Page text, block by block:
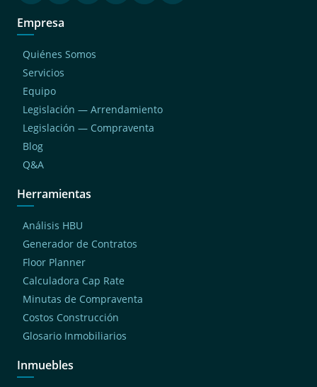
Empresa
Quiénes Somos
Servicios
Equipo
Legislación — Arrendamiento
Legislación — Compraventa
Blog
Q&A
Herramientas
Análisis HBU
Generador de Contratos
Floor Planner
Calculadora Cap Rate
Minutas de Compraventa
Costos Construcción
Glosario Inmobiliarios
Inmuebles